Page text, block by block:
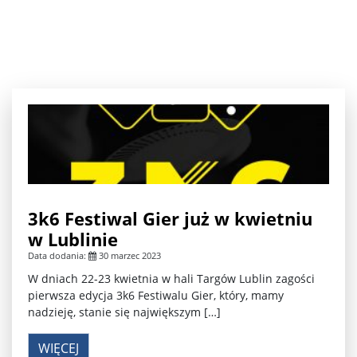
3k6 Festiwal Gier już w kwietniu
w Lublinie
Data dodania: 30 marzec 2023
W dniach 22-23 kwietnia w hali Targów Lublin zagości
pierwsza edycja 3k6 Festiwalu Gier, który, mamy
nadzieję, stanie się największym […]
WIĘCEJ